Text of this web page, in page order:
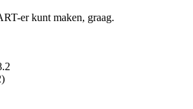
er kunt maken, graag.